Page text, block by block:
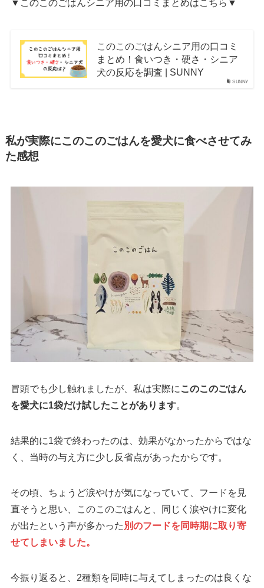
▼このこのごはんシニア用の口コミまとめはこちら▼
SUNNY
このこのごはんシニア用の口コミ
まとめ！食いつき・硬さ・シニア
犬の反応を調査 | SUNNY
私が実際にこのこのごはんを愛犬に食べさせてみ
た感想
冒頭でも少し触れましたが、私は実際に このこのごはん
を愛犬に1袋だけ試したことがあります。
結果的に1袋で終わったのは、効果がなかったからではな
く、当時の与え方に少し反省点があったからです。
その頃、ちょうど涙やけが気になっていて、フードを見
直そうと思い、このこのごはんと、同じく涙やけに変化
が出たという声が多かった 別のフードを同時期に取り寄
せてしまいました。
今振り返ると、2種類を同時に与えてしまったのは良くな